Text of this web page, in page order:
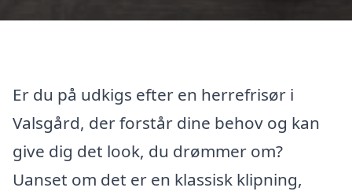
Er du på udkigs efter en herrefrisør i
Valsgård, der forstår dine behov og kan
give dig det look, du drømmer om?
Uanset om det er en klassisk klipning,